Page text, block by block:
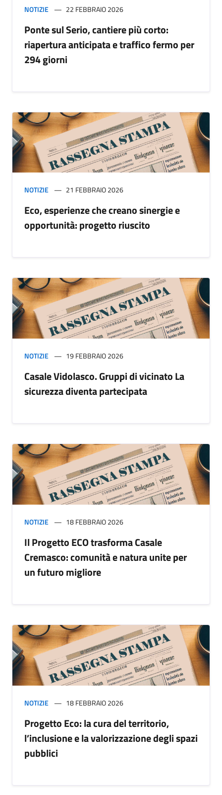
NOTIZIE 22 FEBBRAIO 2026
Ponte sul Serio, cantiere più corto:
riapertura anticipata e traffico fermo per
294 giorni
NOTIZIE 21 FEBBRAIO 2026
Eco, esperienze che creano sinergie e
opportunità: progetto riuscito
NOTIZIE 19 FEBBRAIO 2026
Casale Vidolasco. Gruppi di vicinato La
sicurezza diventa partecipata
NOTIZIE 18 FEBBRAIO 2026
Il Progetto ECO trasforma Casale
Cremasco: comunità e natura unite per
un futuro migliore
NOTIZIE 18 FEBBRAIO 2026
Progetto Eco: la cura del territorio,
l’inclusione e la valorizzazione degli spazi
pubblici